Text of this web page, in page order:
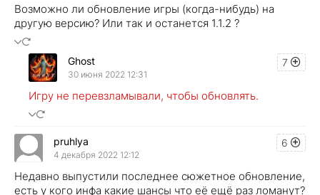
Возможно ли обновление игры (когда-нибудь) на
другую версию? Или так и останется 1.1.2 ?
7
Ghost
30 июня 2022 12:31
Игру не перевзламывали, чтобы обновлять.
6
pruhlya
4 декабря 2022 12:12
Недавно выпустили последнее сюжетное обновление,
есть у кого инфа какие шансы что её ещё раз ломанут?